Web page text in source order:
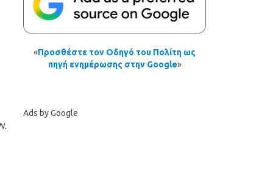
«Προσθέστε τον Οδηγό του Πολίτη ως
πηγή ενημέρωσης στην Google»
Ads by Google